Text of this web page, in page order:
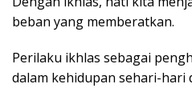
beban yang memberatkan.
Perilaku ikhlas sebagai
dalam kehidupan sehari-hari